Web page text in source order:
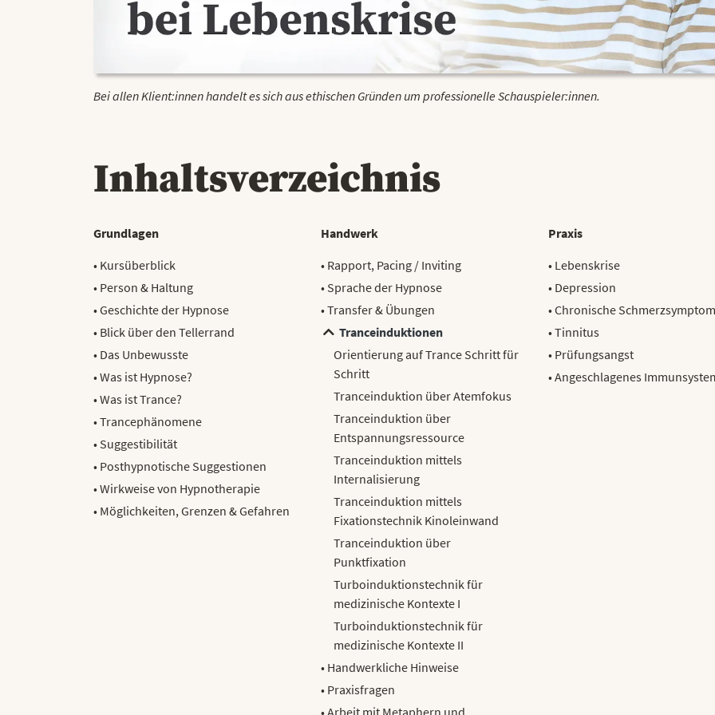
Bei allen Klient:innen handelt es sich aus ethischen Gründen um professionelle Schauspieler:innen.
Inhaltsverzeichnis
Grundlagen
• Kursüberblick
• Person & Haltung
• Geschichte der Hypnose
• Blick über den Tellerrand
• Das Unbewusste
• Was ist Hypnose?
• Was ist Trance?
• Trancephänomene
• Suggestibilität
• Posthypnotische Suggestionen
• Wirkweise von Hypnotherapie
• Möglichkeiten, Grenzen & Gefahren
Handwerk
• Rapport, Pacing / Inviting
• Sprache der Hypnose
• Transfer & Übungen
Tranceinduktionen
Orientierung auf Trance Schritt für
Schritt
Tranceinduktion über Atemfokus
Tranceinduktion über
Entspannungsressource
Tranceinduktion mittels
Internalisierung
Tranceinduktion mittels
Fixationstechnik Kinoleinwand
Tranceinduktion über
Punktfixation
Turboinduktionstechnik für
medizinische Kontexte I
Turboinduktionstechnik für
medizinische Kontexte II
• Handwerkliche Hinweise
• Praxisfragen
Praxis
• Lebenskrise
• Depression
• Chronische
• Tinnitus
• Prüfungsangst
• Angeschlagenes